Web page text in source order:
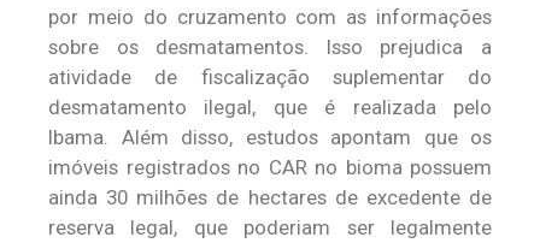
por meio do cruzamento com as informações
sobre os desmatamentos. Isso prejudica a
atividade de fiscalização suplementar do
desmatamento ilegal, que é realizada pelo
Ibama. Além disso, estudos apontam que os
imóveis registrados no CAR no bioma possuem
ainda 30 milhões de hectares de excedente de
reserva legal, que poderiam ser legalmente